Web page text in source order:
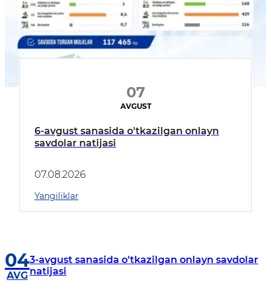
07
AVGUST
6-avgust sanasida o'tkazilgan onlayn
savdolar natijasi
07.08.2026
Yangiliklar
04
AVG
3-avgust sanasida o'tkazilgan onlayn savdolar
natijasi